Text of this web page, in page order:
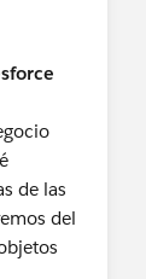
de las
del